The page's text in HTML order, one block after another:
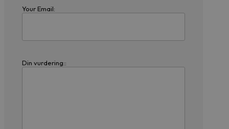
Your Email:
Din vurdering::